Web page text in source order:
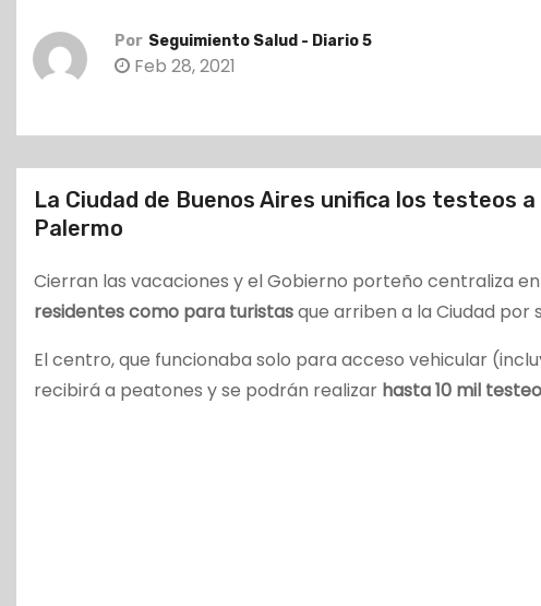
Por Seguimiento Salud - Diario 5
Feb 28, 2021
La Ciudad de Buenos Aires unifica los testeos
Palermo
Cierran las vacaciones y el Gobierno porteño centraliza en
residentes como para turistasque arriben a la Ciudad por
El centro, que funcionaba solo para acceso vehicular
recibirá a peatones y se podrán realizar hasta 10 mil